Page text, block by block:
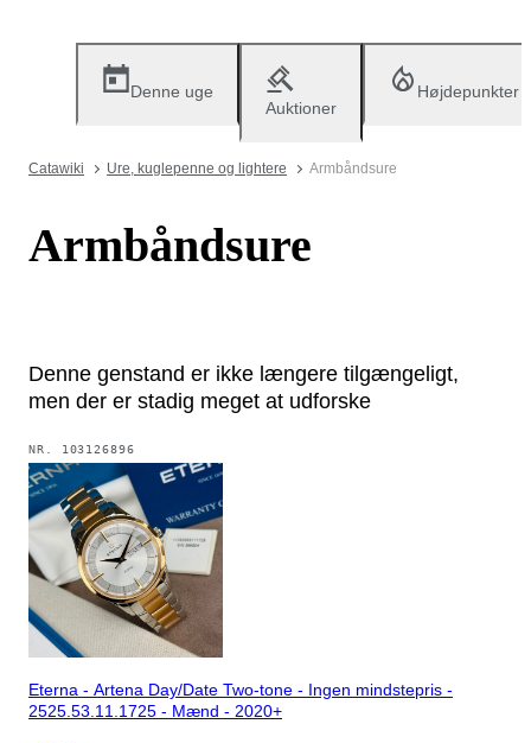
Denne uge
Auktioner
Højdepunkter
Catawiki Ure, kuglepenne og lightere Armbåndsure
Armbåndsure
Denne genstand er ikke længere tilgængeligt,
men der er stadig meget at udforske
NR. 103126896
Eterna - Artena Day/Date Two-tone - Ingen mindstepris -
2525.53.11.1725 - Mænd - 2020+